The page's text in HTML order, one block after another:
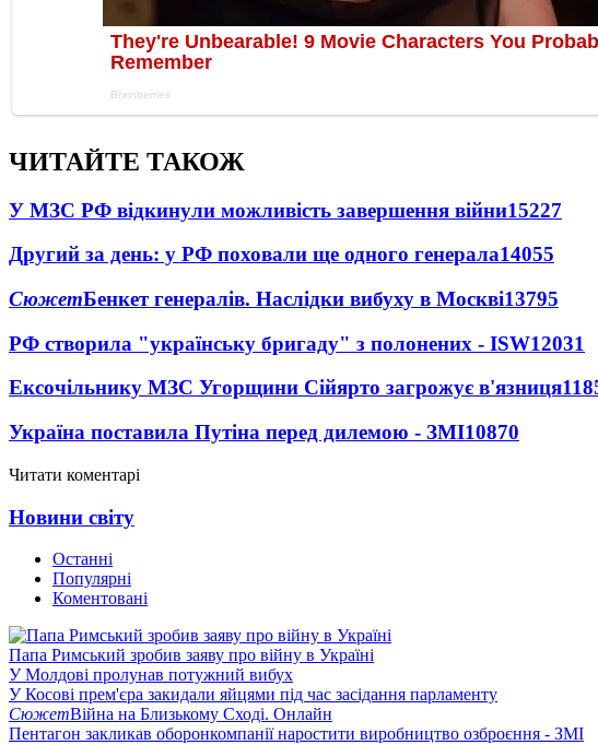
ЧИТАЙТЕ ТАКОЖ
У МЗС РФ відкинули можливість завершення війни15227
Другий за день: у РФ поховали ще одного генерала14055
СюжетБенкет генералів. Наслідки вибуху в Москві13795
РФ створила "українську бригаду" з полонених - ISW12031
Ексочільнику МЗС Угорщини Сійярто загрожує в'язниця
Україна поставила Путіна перед дилемою - ЗМІ10870
Читати коментарі
Новини світу
Останні
Популярні
Коментовані
Папа Римський зробив заяву про війну в Україні
У Молдові пролунав потужний вибух
У Косові прем'єра закидали яйцями під час засідання парламенту
СюжетВійна на Близькому Сході. Онлайн
Пентагон закликав оборонкомпанії наростити виробництво озброєння - ЗМІ